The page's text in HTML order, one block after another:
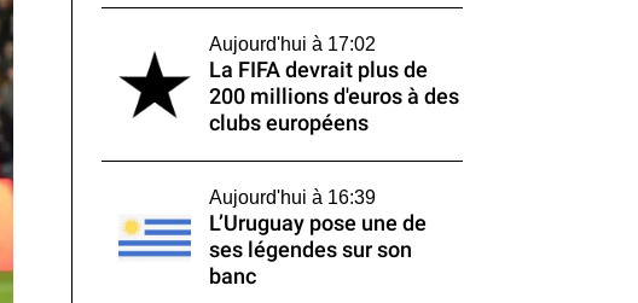
Aujourd'hui à 17:02
La FIFA devrait plus de
200 millions d'euros à des
clubs européens
Aujourd'hui à 16:39
L’Uruguay pose une de
ses légendes sur son
banc